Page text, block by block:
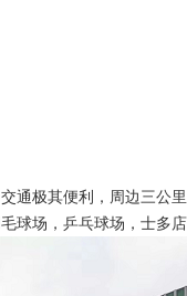
通极其便利，周边三公
球场，乒乓球场，士多